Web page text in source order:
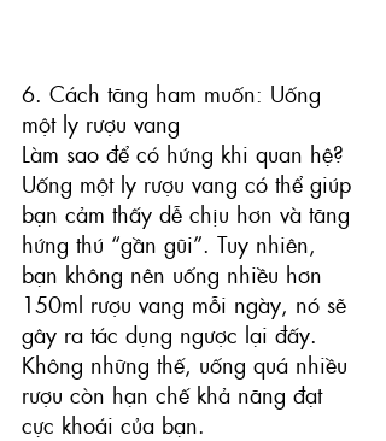
6. Cách tăng ham muốn: Uống
một ly rượu vang
Làm sao để có hứng khi quan hệ?
Uống một ly rượu vang có thể giúp
bạn cảm thấy dễ chịu hơn và tăng
hứng thú “gần gũi”. Tuy nhiên,
bạn không nên uống nhiều hơn
150ml rượu vang mỗi ngày, nó sẽ
gây ra tác dụng ngược lại đấy.
Không những thế, uống quá nhiều
rượu còn hạn chế khả năng đạt
cực khoái của bạn.